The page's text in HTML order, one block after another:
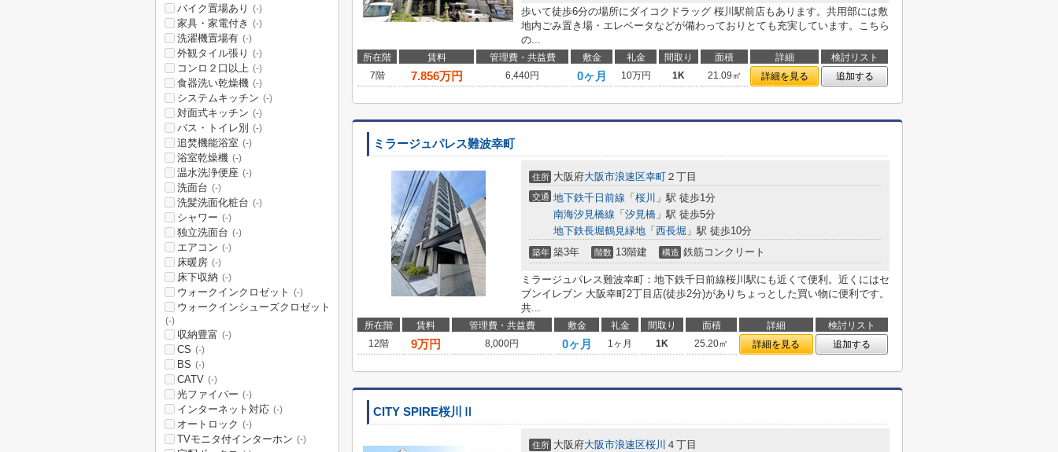
歩いて徒歩6分の場所にダイコクドラッグ 桜川駅前店もあります。共用部には敷
地内ごみ置き場・エレベータなどが備わっておりとても充実しています。こちら
の...
所在階 賃料 管理費・共益費 敷金 礼金 間取り 面積 詳細
検討リスト
7階
7.856万円 6,440円 0ヶ月 10万円 1K 21.09㎡ 詳細を見る 追加する
ミラージュパレス難波幸町
住所 大阪府大阪市浪速区幸町 ２丁目
交通 地下鉄千日前線 「 桜川 」駅 徒歩1分
南海汐見橋線 「 汐見橋 」駅 徒歩5分
地下鉄長堀鶴見緑地 「 西長堀 」駅 徒歩10分
築年 築3年 階数 13階建 構造 鉄筋コンクリート
ミラージュパレス難波幸町：地下鉄千日前線桜川駅にも近くて便利。近くにはセ
ブンイレブン 大阪幸町2丁目店(徒歩2分)がありちょっとした買い物に便利です。
共...
所在階 賃料 管理費・共益費 敷金 礼金 間取り 面積 詳細
検討リスト
12階
9万円 8,000円 0ヶ月 1ヶ月 1K 25.20㎡ 詳細を見る 追加する
CITY SPIRE桜川Ⅱ
住所 大阪府大阪市浪速区桜川 ４丁目
バイク置場あり (-)
家具・家電付き (-)
洗濯機置場有 (-)
外観タイル張り (-)
コンロ２口以上 (-)
食器洗い乾燥機 (-)
システムキッチン (-)
対面式キッチン (-)
バス・トイレ別 (-)
追焚機能浴室 (-)
浴室乾燥機 (-)
温水洗浄便座 (-)
洗面台 (-)
洗髪洗面化粧台 (-)
シャワー (-)
独立洗面台 (-)
エアコン (-)
床暖房 (-)
床下収納 (-)
ウォークインクロゼット (-)
ウォークインシューズクロゼット
(-)
収納豊富 (-)
CS (-)
BS (-)
CATV (-)
光ファイバー (-)
インターネット対応 (-)
オートロック (-)
TVモニタ付インターホン (-)